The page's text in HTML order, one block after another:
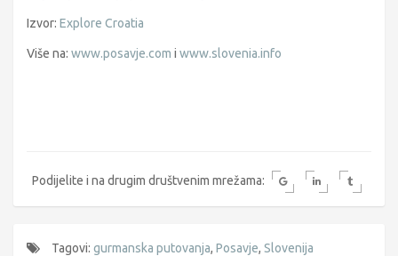
Izvor: Explore Croatia
Više na: www.posavje.com i www.slovenia.info
Podijelite i na drugim društvenim mrežama:
Tagovi: gurmanska putovanja, Posavje, Slovenija